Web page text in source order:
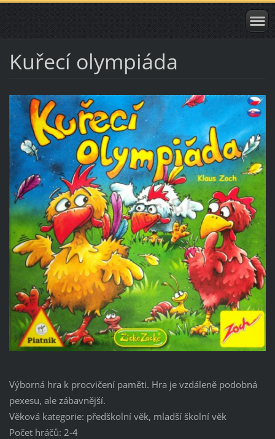
Kuřecí olympiáda
Výborná hra k procvičení paměti. Hra je vzdáleně podobná
pexesu, ale zábavnější.
Věková kategorie: předškolní věk, mladší školní věk
Počet hráčů: 2-4